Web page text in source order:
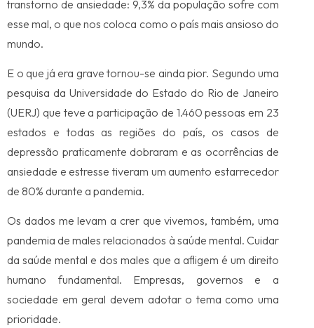
transtorno de ansiedade: 9,3% da população sofre com
esse mal, o que nos coloca como o país mais ansioso do
mundo.
E o que já era grave tornou-se ainda pior. Segundo uma
pesquisa da Universidade do Estado do Rio de Janeiro
(UERJ) que teve a participação de 1.460 pessoas em 23
estados e todas as regiões do país, os casos de
depressão praticamente dobraram e as ocorrências de
ansiedade e estresse tiveram um aumento estarrecedor
de 80% durante a pandemia.
Os dados me levam a crer que vivemos, também, uma
pandemia de males relacionados à saúde mental. Cuidar
da saúde mental e dos males que a afligem é um direito
humano fundamental. Empresas, governos e a
sociedade em geral devem adotar o tema como uma
prioridade.